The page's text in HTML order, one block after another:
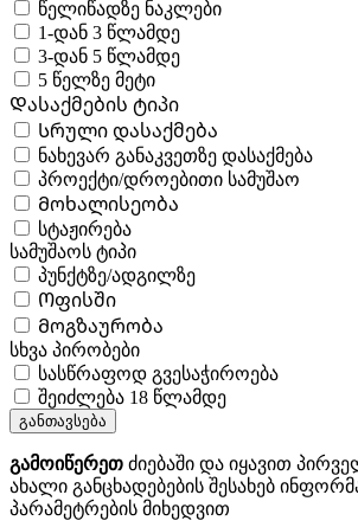
წელიწადზე ნაკლები
1-დან 3 წლამდე
3-დან 5 წლამდე
5 წელზე მეტი
Დასაქმების ტიპი
Სრული დასაქმება
ნახევარ განაკვეთზე დასაქმება
პროექტი/დროებითი სამუშაო
Მოხალისეობა
სტაჟირება
სამუშაოს ტიპი
პუნქტზე/ადგილზე
Ოფისში
Მოგზაურობა
სხვა პირობები
სასწრაფოდ გვესაჭიროება
შეიძლება 18 წლამდე
განთავსება
გამოიწერეთ ძიებაში და იყავით
ახალი განცხადებების შესახებ
პარამეტრების მიხედვით